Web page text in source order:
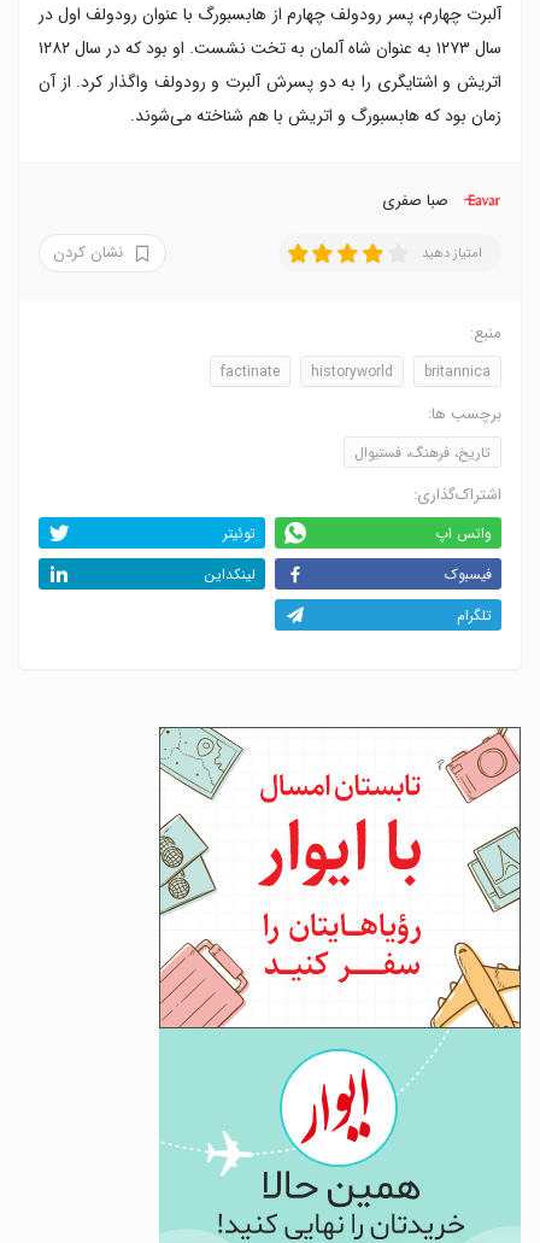
آلبرت چهارم، پسر رودولف چهارم از هابسبورگ با عنوان رودولف اول در
سال ۱۲۷۳ به عنوان شاه آلمان به تخت نشست. او بود که در سال ۱۲۸۲
اتریش و اشتایگری را به دو پسرش آلبرت و رودولف واگذار کرد. از آن
زمان بود که هابسبورگ و اتریش با هم شناخته می‌شوند.
صبا صفری
امتیاز دهید نشان کردن
منبع:
britannica
historyworld
factinate
برچسب ها:
تاریخ، فرهنگ، فستیوال
اشتراک‌گذاری:
واتس اپ
توئیتر
فیسبوک
لینکداین
تلگرام